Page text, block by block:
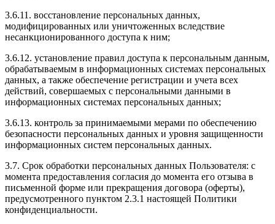
3.6.11. восстановление персональных данных,
модифицированных или уничтоженных вследствие
несанкционированного доступа к ним;
3.6.12. установление правил доступа к персональным данным,
обрабатываемым в информационных системах персональных
данных, а также обеспечение регистрации и учета всех
действий, совершаемых с персональными данными в
информационных системах персональных данных;
3.6.13. контроль за принимаемыми мерами по обеспечению
безопасности персональных данных и уровня защищенности
информационных систем персональных данных.
3.7. Срок обработки персональных данных Пользователя: с
момента предоставления согласия до момента его отзыва в
письменной форме или прекращения договора (оферты),
предусмотренного пунктом 2.3.1 настоящей Политики
конфиденциальности.